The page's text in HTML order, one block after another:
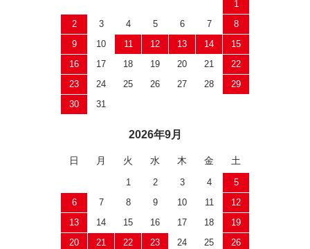
1
2
3 4 5 6 7
8
9
10 11 12 13 14
15
16
17 18 19 20 21
22
23
24 25 26 27 28
29
30
31
2026年9月
日 月 火 水 木 金 土
1 2 3 4
5
6
7 8 9 10 11
12
13
14 15 16 17 18
19
20
21 22 23 24 25
26